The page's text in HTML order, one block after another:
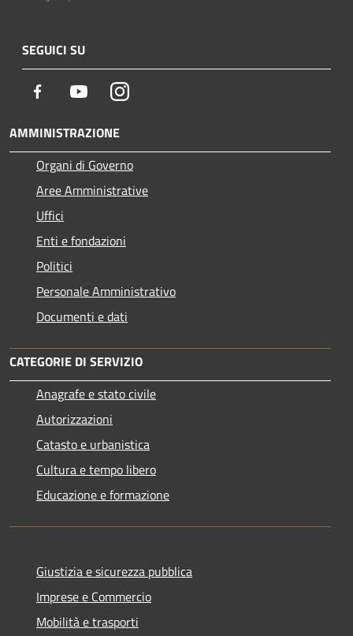
SEGUICI SU
Facebook YoutubeInstagram
AMMINISTRAZIONE
Organi di Governo
Aree Amministrative
Uffici
Enti e fondazioni
Politici
Personale Amministrativo
Documenti e dati
CATEGORIE DI SERVIZIO
Anagrafe e stato civile
Autorizzazioni
Catasto e urbanistica
Cultura e tempo libero
Educazione e formazione
Giustizia e sicurezza pubblica
Imprese e Commercio
Mobilità e trasporti